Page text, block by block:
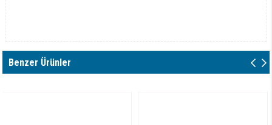
Benzer Ürünler